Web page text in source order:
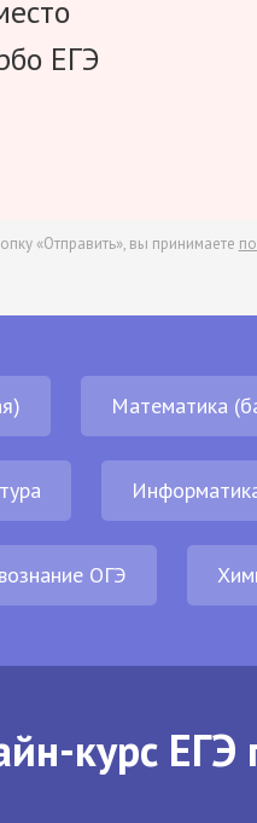
ЕГЭ
«Отправить», вы принимаете
Математика
ОГЭ
курс